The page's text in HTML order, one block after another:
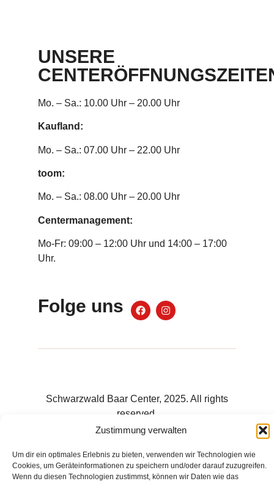
Zustimmung verwalten
Um dir ein optimales Erlebnis zu bieten, verwenden wir Technologien wie
Cookies, um Geräteinformationen zu speichern und/oder darauf zuzugreifen.
Wenn du diesen Technologien zustimmst, können wir Daten wie das
UNSERE
Mo. – Sa.: 10.00 Uhr – 20.00 Uhr
Kaufland:
Mo. – Sa.: 07.00 Uhr – 22.00 Uhr
toom:
Mo. – Sa.: 08.00 Uhr – 20.00 Uhr
Centermanagement:
Mo-Fr: 09:00 – 12:00 Uhr und 14:00 – 17:00
Uhr.
Folge uns
Schwarzwald Baar Center, 2025. All rights
reserved.